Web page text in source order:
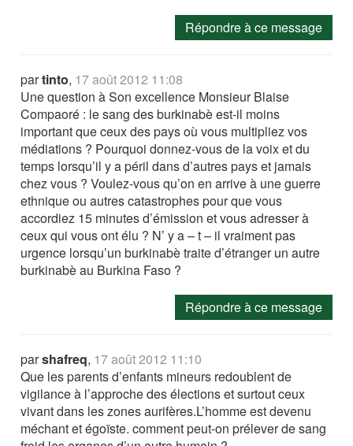
Répondre à ce message
partinto, 17 août 2012 11:08
Une question à Son excellence Monsieur Blaise
Compaoré : le sang des burkinabè est-il moins
important que ceux des pays où vous multipliez vos
médiations ? Pourquoi donnez-vous de la voix et du
temps lorsqu’il y a péril dans d’autres pays et jamais
chez vous ? Voulez-vous qu’on en arrive à une guerre
ethnique ou autres catastrophes pour que vous
accordiez 15 minutes d’émission et vous adresser à
ceux qui vous ont élu ? N’ y a – t – il vraiment pas
urgence lorsqu’un burkinabè traite d’étranger un autre
burkinabè au Burkina Faso ?
Répondre à ce message
parshafreq, 17 août 2012 11:10
Que les parents d’enfants mineurs redoublent de
vigilance à l’approche des élections et surtout ceux
vivant dans les zones aurifères.L’homme est devenu
méchant et égoïste. comment peut-on prélever de sang